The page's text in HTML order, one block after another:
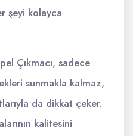
şeyi kolayca
Çıkmacı, sadece
sunmakla kalmaz,
da dikkat çeker.
kalitesini